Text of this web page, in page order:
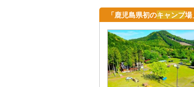
「鹿児島県初のキャンプ場